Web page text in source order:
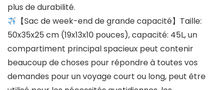
plus de durabilité.
【Sac de week-end de grande capacité】Taille:
50x35x25 cm (19x13x10 pouces), capacité: 45L, un
compartiment principal spacieux peut contenir
beaucoup de choses pour répondre à toutes vos
demandes pour un voyage court ou long, peut être